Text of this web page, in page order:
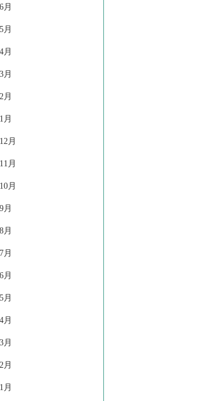
月
月
月
月
月
月
月
月
月
月
月
月
月
月
月
月
月
月